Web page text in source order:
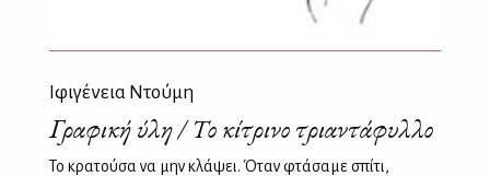
Ιφιγένεια Ντούμη
Γραφική ύλη / Το κίτρινο τριαντάφυλλο
Το κρατούσα να μην κλάψει. Όταν φτάσαμε σπίτι,